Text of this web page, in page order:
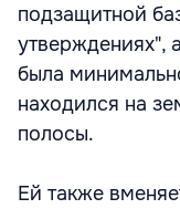
подзащитной
утверждениях",
была
находился на
полосы.
Ей также